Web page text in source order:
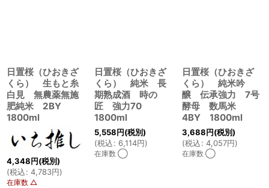
日置桜（ひおきざ
くら） 生もと糸
白見 無農薬無施
肥純米 2BY
1800ml
4,348円(税別)
(税込: 4,783円)
在庫数 △
日置桜（ひおきざ
くら） 純米 長
期熟成酒 時の
匠 強力70
1800ml
5,558円(税別)
(税込: 6,114円)
在庫数 ◯
日置桜（ひおきざ
くら） 純米吟
醸 伝承強力 7号
酵母 数馬米
4BY 1800ml
3,688円(税別)
(税込: 4,057円)
在庫数 ◯